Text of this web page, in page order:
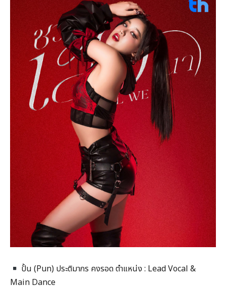
ปั้น (Pun) ประติมากร คงรอด ตำแหน่ง : Lead Vocal &
Main Dance